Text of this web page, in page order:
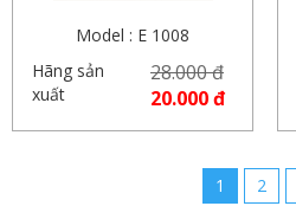
Model : E 1008
Hãng sản
xuất
28.000 đ
20.000 đ
1 2